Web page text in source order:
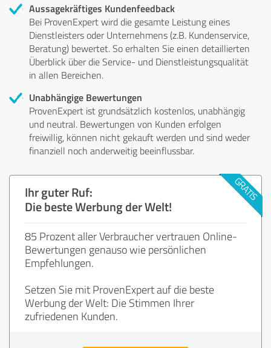
Aussagekräftiges Kundenfeedback
Bei ProvenExpert wird die gesamte Leistung eines
Dienstleisters oder Unternehmens (z.B. Kundenservice,
Beratung) bewertet. So erhalten Sie einen detaillierten
Überblick über die Service- und Dienstleistungsqualität
in allen Bereichen.
Unabhängige Bewertungen
ProvenExpert ist grundsätzlich kostenlos, unabhängig
und neutral. Bewertungen von Kunden erfolgen
freiwillig, können nicht gekauft werden und sind weder
finanziell noch anderweitig beeinflussbar.
Ihr guter Ruf:
Die beste Werbung der Welt!
85 Prozent aller Verbraucher vertrauen Online-
Bewertungen genauso wie persönlichen
Empfehlungen.
Setzen Sie mit ProvenExpert auf die beste
Werbung der Welt: Die Stimmen Ihrer
zufriedenen Kunden.